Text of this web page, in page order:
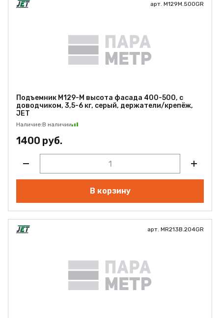
арт. M129M.500GR
Подъемник M129-M высота фасада 400-500, с
доводчиком, 3,5-6 кг, серый, держатели/крепёж,
JET
Наличие:В наличии
1400 руб.
В корзину
арт. MR213B.204GR